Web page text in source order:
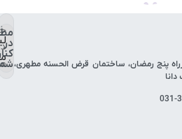
پنج رمضان، ساختمان قرض الحسنه مطهری،
در